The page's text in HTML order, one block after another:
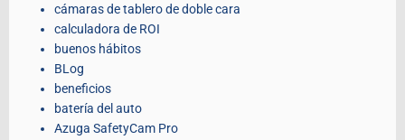
cámaras de tablero de doble cara
calculadora de ROI
buenos hábitos
BLog
beneficios
batería del auto
Azuga SafetyCam Pro